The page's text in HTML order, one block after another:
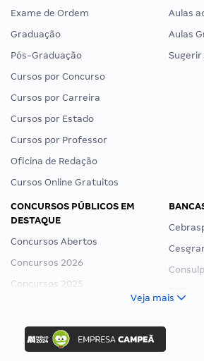
Exame de Ordem
Graduação
Pós-Graduação
Cursos por Concurso
Cursos por Carreira
Cursos por Estado
Cursos por Professor
Oficina de Redação
Cursos Online Gratuitos
Aulas
Aulas
Sugerir
CONCURSOS PÚBLICOS EM
DESTAQUE
Concursos Abertos
Concursos 2026
Concursos 2025
Concurso Ibama
Concurso MPU
Veja mais